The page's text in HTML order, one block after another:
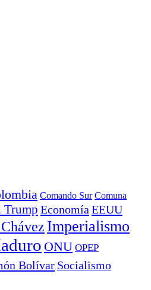
Comando Sur Comuna
Trump Economía EEUU
Imperialismo
ONU OPEP
Bolívar Socialismo